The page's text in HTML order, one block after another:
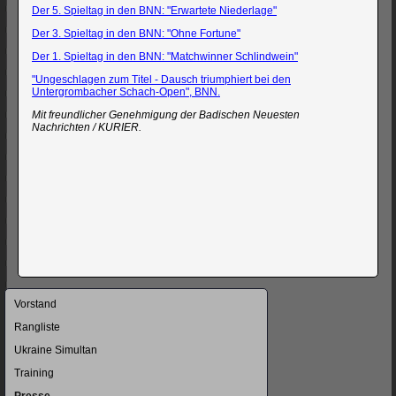
Der 5. Spieltag in den BNN: "Erwartete Niederlage"
Der 3. Spieltag in den BNN: "Ohne Fortune"
Der 1. Spieltag in den BNN: "Matchwinner Schlindwein"
"Ungeschlagen zum Titel - Dausch triumphiert bei den
Untergrombacher Schach-Open", BNN.
Mit freundlicher Genehmigung der Badischen Neuesten
Nachrichten / KURIER.
Navigation
Vorstand
Rangliste
Ukraine Simultan
Training